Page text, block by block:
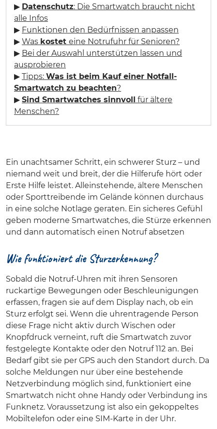
▶ Datenschutz: Die Smartwatch braucht nicht
alle Infos
▶ Funktionen den Bedürfnissen anpassen
▶ Was kostet eine Notrufuhr für Senioren?
▶ Bei der Auswahl unterstützen lassen und
ausprobieren
▶ Tipps: Was ist beim Kauf einer Notfall-
Smartwatch zu beachten?
▶ Sind Smartwatches sinnvoll für ältere
Menschen?
Ein unachtsamer Schritt, ein schwerer Sturz – und
niemand weit und breit, der die Hilferufe hört oder
Erste Hilfe leistet. Alleinstehende, ältere Menschen
oder Sporttreibende im Gelände können durchaus
in eine solche Notlage geraten. Ein sicheres Gefühl
geben moderne Smartwatches, die Stürze erkennen
und dann automatisch einen Notruf absetzen
Wie funktioniert die Sturzerkennung?
Sobald die Notruf-Uhren mit ihren Sensoren
ruckartige Bewegungen oder Beschleunigungen
erfassen, fragen sie auf dem Display nach, ob ein
Sturz erfolgt sei. Wenn die uhrentragende Person
diese Frage nicht aktiv durch Wischen oder
Knopfdruck verneint, ruft die Smartwatch zuvor
festgelegte Kontakte oder den Notruf 112 an. Bei
Bedarf gibt sie per GPS auch den Standort durch. Da
solche Meldungen nur über eine bestehende
Netzverbindung möglich sind, funktioniert eine
Smartwatch nicht ohne Handy oder Verbindung ins
Funknetz. Voraussetzung ist also ein gekoppeltes
Mobiltelefon oder eine SIM-Karte in der Uhr.